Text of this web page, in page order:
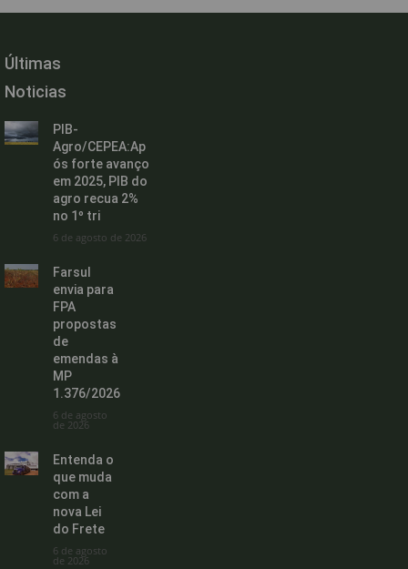
Últimas
Noticias
PIB-
Agro/CEPEA:Ap
ós forte avanço
em 2025, PIB do
agro recua 2%
no 1º tri
6 de agosto de 2026
Farsul
envia para
FPA
propostas
de
emendas à
MP
1.376/2026
6 de agosto
de 2026
Entenda o
que muda
com a
nova Lei
do Frete
6 de agosto
de 2026